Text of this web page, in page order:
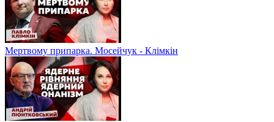
Мертвому припарка. Мосейчук - Клімкін